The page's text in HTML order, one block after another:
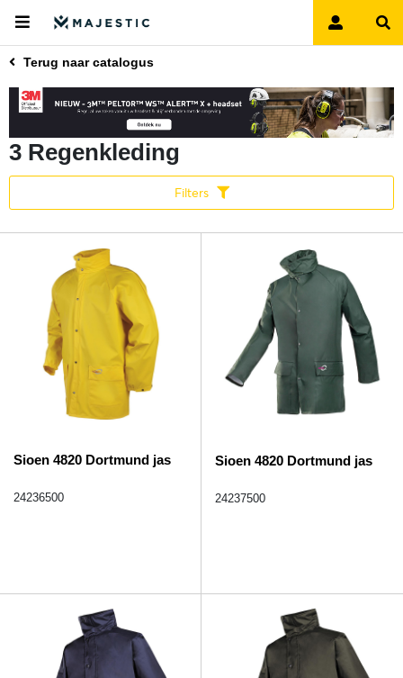
Terug naar catalogus
3 Regenkleding
Filters
Sioen 4820 Dortmund jas
24236500
Sioen 4820 Dortmund jas
24237500